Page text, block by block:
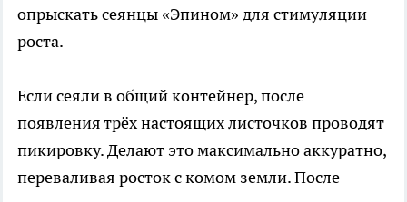
опрыскать сеянцы «Эпином» для стимуляции
роста.
Если сеяли в общий контейнер, после
появления трёх настоящих листочков проводят
пикировку. Делают это максимально аккуратно,
переваливая росток с комом земли. После